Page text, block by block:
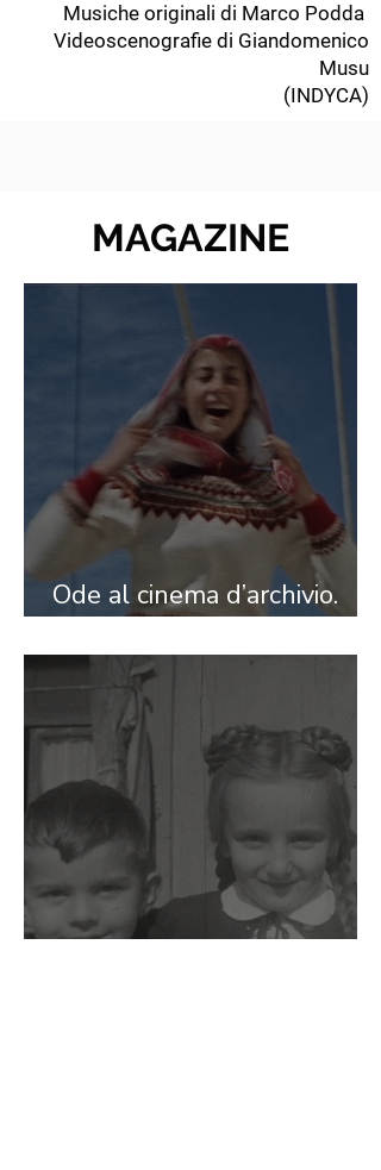
Musiche originali di Marco Podda
Videoscenografie di Giandomenico
Musu
(INDYCA)
MAGAZINE
Ode al cinema d’archivio.